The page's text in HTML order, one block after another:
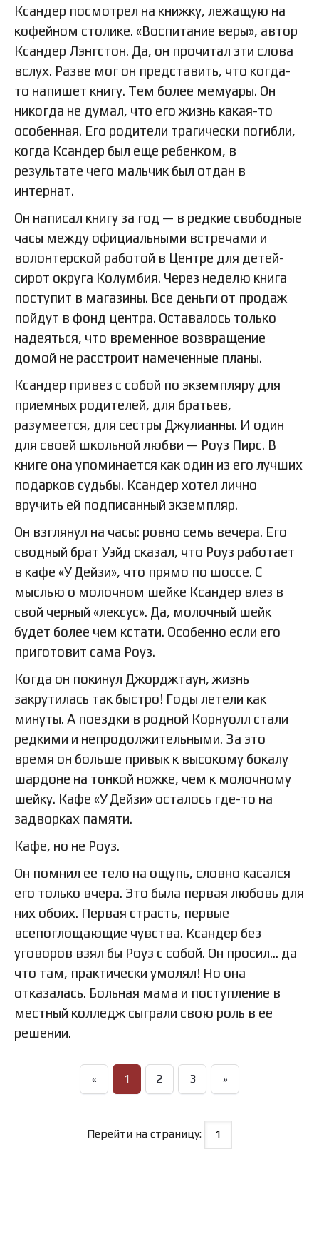
Ксандер посмотрел на книжку, лежащую на
кофейном столике. «Воспитание веры», автор
Ксандер Лэнгстон. Да, он прочитал эти слова
вслух. Разве мог он представить, что когда-
то напишет книгу. Тем более мемуары. Он
никогда не думал, что его жизнь какая-то
особенная. Его родители трагически погибли,
когда Ксандер был еще ребенком, в
результате чего мальчик был отдан в
интернат.
Он написал книгу за год — в редкие свободные
часы между официальными встречами и
волонтерской работой в Центре для детей-
сирот округа Колумбия. Через неделю книга
поступит в магазины. Все деньги от продаж
пойдут в фонд центра. Оставалось только
надеяться, что временное возвращение
домой не расстроит намеченные планы.
Ксандер привез с собой по экземпляру для
приемных родителей, для братьев,
разумеется, для сестры Джулианны. И один
для своей школьной любви — Роуз Пирс. В
книге она упоминается как один из его лучших
подарков судьбы. Ксандер хотел лично
вручить ей подписанный экземпляр.
Он взглянул на часы: ровно семь вечера. Его
сводный брат Уэйд сказал, что Роуз работает
в кафе «У Дейзи», что прямо по шоссе. С
мыслью о молочном шейке Ксандер влез в
свой черный «лексус». Да, молочный шейк
будет более чем кстати. Особенно если его
приготовит сама Роуз.
Когда он покинул Джорджтаун, жизнь
закрутилась так быстро! Годы летели как
минуты. А поездки в родной Корнуолл стали
редкими и непродолжительными. За это
время он больше привык к высокому бокалу
шардоне на тонкой ножке, чем к молочному
шейку. Кафе «У Дейзи» осталось где-то на
задворках памяти.
Кафе, но не Роуз.
Он помнил ее тело на ощупь, словно касался
его только вчера. Это была первая любовь для
них обоих. Первая страсть, первые
всепоглощающие чувства. Ксандер без
уговоров взял бы Роуз с собой. Он просил… да
что там, практически умолял! Но она
отказалась. Больная мама и поступление в
местный колледж сыграли свою роль в ее
решении.
« 1 2 3 »
Перейти на страницу: